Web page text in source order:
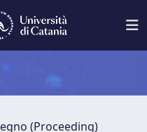
(Proceeding)